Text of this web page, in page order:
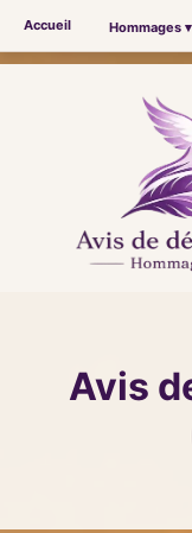
Accueil Hommages ▾
Avis